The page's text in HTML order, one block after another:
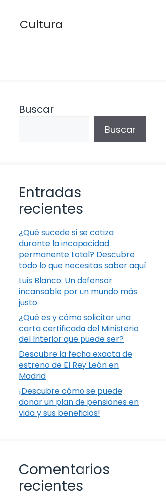
Cultura
Buscar
Buscar
Entradas
recientes
¿Qué sucede si se cotiza
durante la incapacidad
permanente total? Descubre
todo lo que necesitas saber aquí
Luis Blanco: Un defensor
incansable por un mundo más
justo
¿Qué es y cómo solicitar una
carta certificada del Ministerio
del Interior que puede ser?
Descubre la fecha exacta de
estreno de El Rey León en
Madrid
¡Descubre cómo se puede
donar un plan de pensiones en
vida y sus beneficios!
Comentarios
recientes